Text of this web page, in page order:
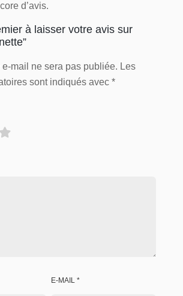
d’avis.
à laisser votre avis sur
mail ne sera pas publiée. Les
sont indiqués avec *
E-MAIL *